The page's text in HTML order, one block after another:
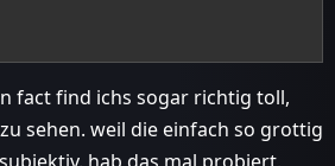
fact find ichs sogar richtig toll,
sehen. weil die einfach so grottig